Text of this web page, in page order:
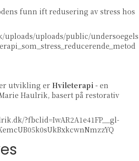
funn ift redusering av stress hos
uploads/uploads/public/undersoegels
utvikling er Hvileterapi - en
Haulrik, basert på restorativ
?fbclid=IwAR2A1e41FP__gl-